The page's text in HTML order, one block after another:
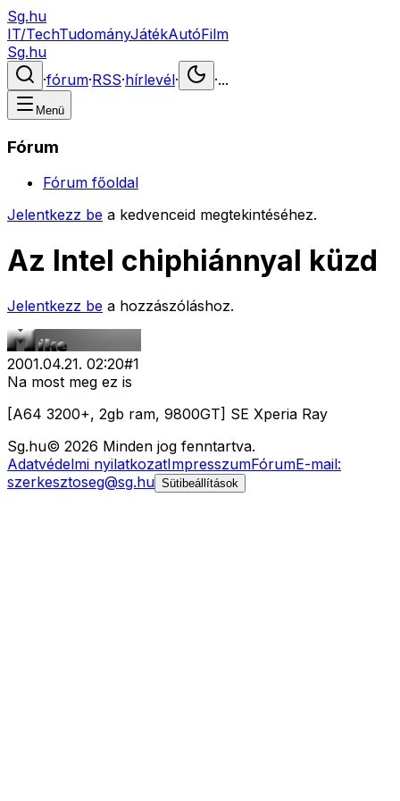
Sg.hu
IT/TechTudományJátékAutóFilm
Sg.hu
·fórum·RSS·hírlevél· ·...
Menü
Fórum
Fórum főoldal
Jelentkezz be a kedvenceid megtekintéséhez.
Az Intel chiphiánnyal küzd
Jelentkezz be a hozzászóláshoz.
2001.04.21. 02:20#1
Na most meg ez is
[A64 3200+, 2gb ram, 9800GT] SE Xperia Ray
Sg.hu© 2026 Minden jog fenntartva.
Adatvédelmi nyilatkozatImpresszumFórumE-mail:
szerkesztoseg@sg.hu Sütibeállítások